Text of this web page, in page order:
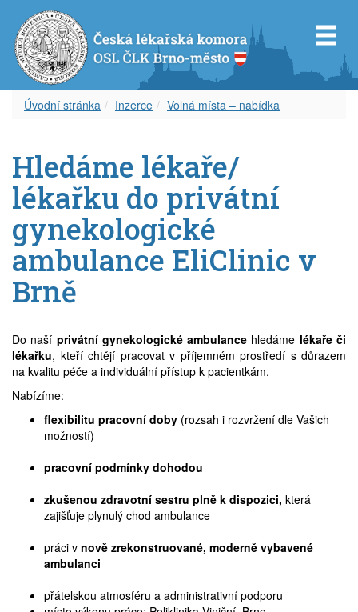
Úvodní stránka Inzerce Volná místa – nabídka
Hledáme lékaře/
lékařku do privátní
gynekologické
ambulance EliClinic v
Brně
Do naší privátní gynekologické ambulance hledáme lékaře či
lékařku, kteří chtějí pracovat v příjemném prostředí s důrazem
na kvalitu péče a individuální přístup k pacientkám.
Nabízíme:
flexibilitu pracovní doby (rozsah i rozvržení dle Vašich
možností)
pracovní podmínky dohodou
zkušenou zdravotní sestru plně k dispozici, která
zajišťuje plynulý chod ambulance
práci v nově zrekonstruované, moderně vybavené
ambulanci
přátelskou atmosféru a administrativní podporu
Revizní komise OS ČLK Brno-město
Čestná rada OS ČLK Brno-město
Delegáti sjezdu ČLK
Zápisy z okresních shromáždění
Vzdělávací akce
Věstník ČLK
Aktuality
Zápisy z okresního shromáždění
Informace lékařům
Archív článků
Aktuální inzerce
Volná místa – nabídka
Volná místa – poptávka
Zástupy – nabídka
Zástupy – poptávka
Prodej
Pronájem a prodej ordinací
Odkazy
Covid-19